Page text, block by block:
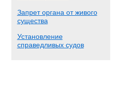
Запрет органа от живого
существа
Установление
справедливых судов